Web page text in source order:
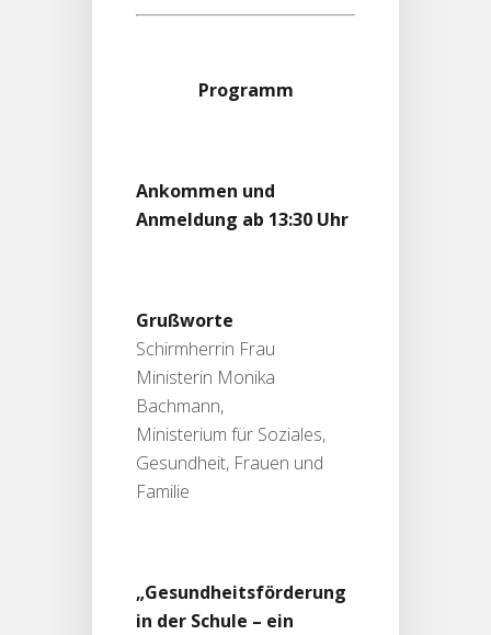
Programm
Ankommen und
Anmeldung ab 13:30 Uhr
Grußworte
Schirmherrin Frau
Ministerin Monika
Bachmann,
Ministerium für Soziales,
Gesundheit, Frauen und
Familie
„Gesundheitsförderung
in der Schule – ein